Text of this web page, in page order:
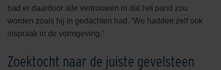
had er daardoor alle vertrouwen in dat het pand zou
worden zoals hij in gedachten had. ‘We hadden zelf ook
inspraak in de vormgeving.’
Zoektocht naar de juiste gevelsteen